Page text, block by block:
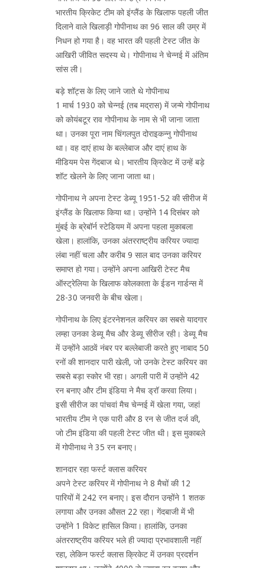
भारतीय क्रिकेट टीम को इंग्लैंड के खिलाफ पहली जीत
दिलाने वाले खिलाड़ी गोपीनाथ का 96 साल की उम्र में
निधन हो गया है। वह भारत की पहली टेस्ट जीत के
आखिरी जीवित सदस्य थे। गोपीनाथ ने चेन्नई में अंतिम
सांस ली।
बड़े शॉट्स के लिए जाने जाते थे गोपीनाथ
1 मार्च 1930 को चेन्नई (तब मद्रास) में जन्मे गोपीनाथ
को कोयंबटूर राव गोपीनाथ के नाम से भी जाना जाता
था। उनका पूरा नाम चिंगलपुत दोराइकन्नु गोपीनाथ
था। वह दाएं हाथ के बल्लेबाज और दाएं हाथ के
मीडियम पेस गेंदबाज थे। भारतीय क्रिकेट में उन्हें बड़े
शॉट खेलने के लिए जाना जाता था।
गोपीनाथ ने अपना टेस्ट डेब्यू 1951-52 की सीरीज में
इंग्लैंड के खिलाफ किया था। उन्होंने 14 दिसंबर को
मुंबई के ब्रेबॉर्न स्टेडियम में अपना पहला मुकाबला
खेला। हालांकि, उनका अंतरराष्ट्रीय करियर ज्यादा
लंबा नहीं चला और करीब 9 साल बाद उनका करियर
समाप्त हो गया। उन्होंने अपना आखिरी टेस्ट मैच
ऑस्ट्रेलिया के खिलाफ कोलकाता के ईडन गार्डन्स में
28-30 जनवरी के बीच खेला।
गोपीनाथ के लिए इंटरनेशनल करियर का सबसे यादगार
लम्हा उनका डेब्यू मैच और डेब्यू सीरीज रही। डेब्यू मैच
में उन्होंने आठवें नंबर पर बल्लेबाजी करते हुए नाबाद 50
रनों की शानदार पारी खेली, जो उनके टेस्ट करियर का
सबसे बड़ा स्कोर भी रहा। अगली पारी में उन्होंने 42
रन बनाए और टीम इंडिया ने मैच ड्रॉ करवा लिया।
इसी सीरीज का पांचवां मैच चेन्नई में खेला गया, जहां
भारतीय टीम ने एक पारी और 8 रन से जीत दर्ज की,
जो टीम इंडिया की पहली टेस्ट जीत थी। इस मुकाबले
में गोपीनाथ ने 35 रन बनाए।
शानदार रहा फर्स्ट क्लास करियर
अपने टेस्ट करियर में गोपीनाथ ने 8 मैचों की 12
पारियों में 242 रन बनाए। इस दौरान उन्होंने 1 शतक
लगाया और उनका औसत 22 रहा। गेंदबाजी में भी
उन्होंने 1 विकेट हासिल किया। हालांकि, उनका
अंतरराष्ट्रीय करियर भले ही ज्यादा प्रभावशाली नहीं
रहा, लेकिन फर्स्ट क्लास क्रिकेट में उनका प्रदर्शन